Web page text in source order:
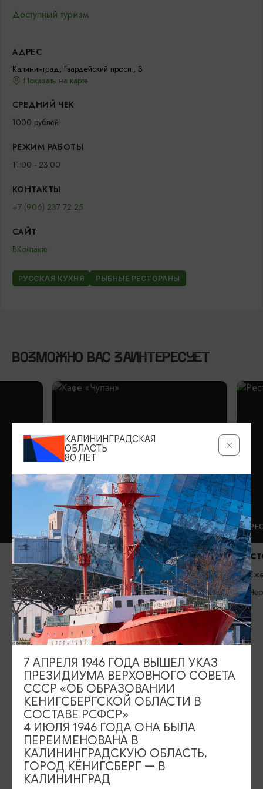
Доступный туризм
АДРЕС
Калининград, Гвардейский просп., 3
Показать на карте
СРЕДНИЙ ЧЕК
1000 рублей
РЕЖИМ РАБОТЫ
11:00 - 23:00
КОНТАКТЫ
+7 (906) 237 72 25
САЙТ
ВКонтакте
РУССКАЯ КУХНЯ РЫБНЫЕ РЕСТОРАНЫ
ВОЗМОЖНО ВАС ЗАИНТЕРЕСУЕТ
Кафе «Чулан»
Вс-Пт: 11:00-21:00, Сб: 13:00-21:00
Правдинск
РЕСТОРАНЫ
Ресторан
Ежедневно
Черняховск
ИЩИТЕ ТАКЖЕ НА НАШЕМ САЙТЕ
Серебряное ожерелье
Электронная виза
Туры и экскурсии
Афиша мероприятий
Сувениры
Гостевая книга
КАЛИНИНГРАДСКАЯ
ОБЛАСТЬ
80 ЛЕТ
7 АПРЕЛЯ 1946 ГОДА ВЫШЕЛ УКАЗ
ПРЕЗИДИУМА ВЕРХОВНОГО СОВЕТА
СССР «ОБ ОБРАЗОВАНИИ
КЕНИГСБЕРГСКОЙ ОБЛАСТИ В
СОСТАВЕ РСФСР»
4 ИЮЛЯ 1946 ГОДА ОНА БЫЛА
ПЕРЕИМЕНОВАНА В
КАЛИНИНГРАДСКУЮ ОБЛАСТЬ,
ГОРОД КЁНИГСБЕРГ — В
КАЛИНИНГРАД